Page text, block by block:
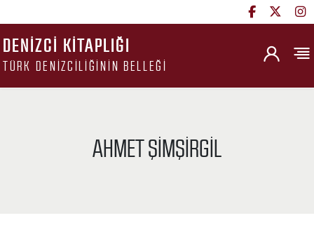
DENIZCI KITAPLIĞI
TÜRK DENIZCILIĞININ BELLEĞI
AHMET ŞIMŞIRGIL